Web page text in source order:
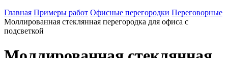
Главная Примеры работ Офисные перегородки Переговорные
Моллированная стеклянная перегородка для офиса с
подсветкой